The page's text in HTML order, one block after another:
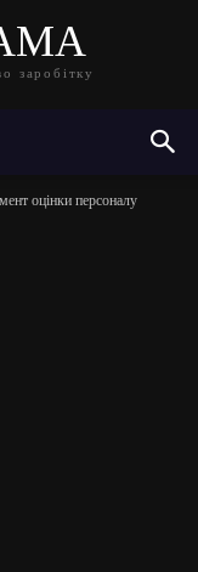
заробітку
оцінки персоналу